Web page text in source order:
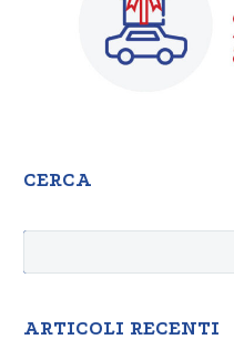
CERCA
ARTICOLI RECENTI